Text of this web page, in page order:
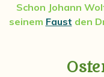
Schon Johann
seinem Faust den